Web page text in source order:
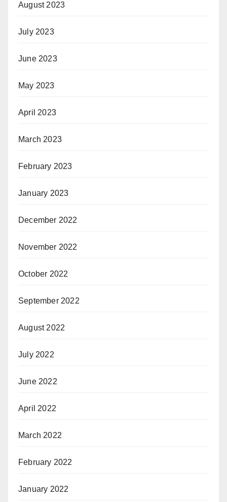
August 2023
July 2023
June 2023
May 2023
April 2023
March 2023
February 2023
January 2023
December 2022
November 2022
October 2022
September 2022
August 2022
July 2022
June 2022
April 2022
March 2022
February 2022
January 2022